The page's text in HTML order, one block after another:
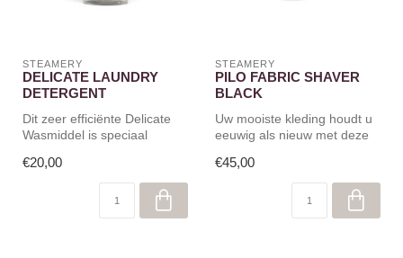
STEAMERY
DELICATE LAUNDRY
DETERGENT
Dit zeer efficiënte Delicate
Wasmiddel is speciaal
stof...
€20,00
STEAMERY
PILO FABRIC SHAVER
BLACK
Uw mooiste kleding houdt u
eeuwig als nieuw met deze
€45,00